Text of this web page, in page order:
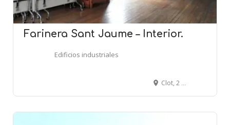
Farinera Sant Jaume – Interior.
Edificios industriales
Clot, 2 - Gran Via, 837 - BARCELONA